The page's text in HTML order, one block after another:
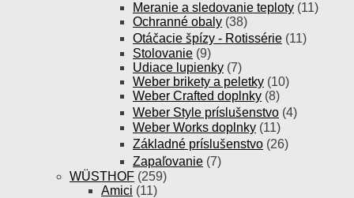
Meranie a sledovanie teploty (11)
Ochranné obaly (38)
Otáčacie špízy - Rotissérie (11)
Stolovanie (9)
Udiace lupienky (7)
Weber brikety a peletky (10)
Weber Crafted doplnky (8)
Weber Style príslušenstvo (4)
Weber Works doplnky (11)
Základné príslušenstvo (26)
Zapaľovanie (7)
WÜSTHOF (259)
Amici (11)